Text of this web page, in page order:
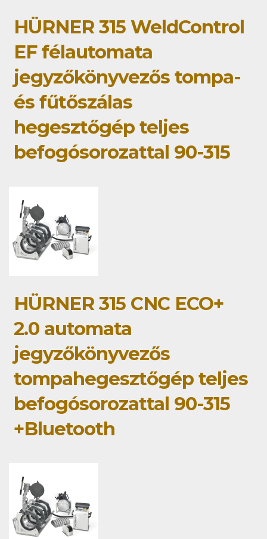
HÜRNER 315 WeldControl
EF félautomata
jegyzőkönyvezős tompa-
és fűtőszálas
hegesztőgép teljes
befogósorozattal 90-315
HÜRNER 315 CNC ECO+
2.0 automata
jegyzőkönyvezős
tompahegesztőgép teljes
befogósorozattal 90-315
+Bluetooth